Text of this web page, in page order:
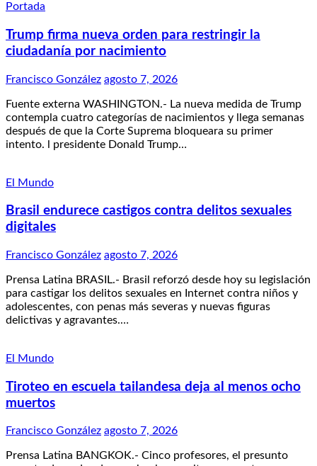
Portada
Trump firma nueva orden para restringir la
ciudadanía por nacimiento
Francisco González agosto 7, 2026
Fuente externa WASHINGTON.- La nueva medida de Trump
contempla cuatro categorías de nacimientos y llega semanas
después de que la Corte Suprema bloqueara su primer
intento. l presidente Donald Trump…
El Mundo
Brasil endurece castigos contra delitos sexuales
digitales
Francisco González agosto 7, 2026
Prensa Latina BRASIL.- Brasil reforzó desde hoy su legislación
para castigar los delitos sexuales en Internet contra niños y
adolescentes, con penas más severas y nuevas figuras
delictivas y agravantes.…
El Mundo
Tiroteo en escuela tailandesa deja al menos ocho
muertos
Francisco González agosto 7, 2026
Prensa Latina BANGKOK.- Cinco profesores, el presunto